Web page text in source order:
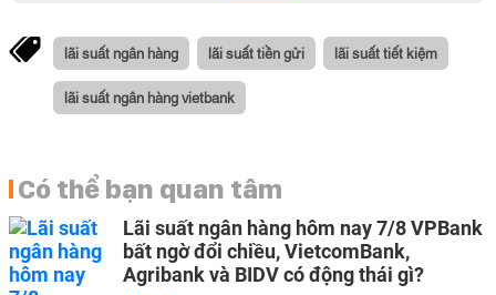
lãi suất ngân hàng lãi suất tiền gửi lãi suất tiết kiệm
lãi suất ngân hàng vietbank
Có thể bạn quan tâm
Lãi suất ngân hàng hôm nay 7/8 VPBank
bất ngờ đổi chiều, VietcomBank,
Agribank và BIDV có động thái gì?